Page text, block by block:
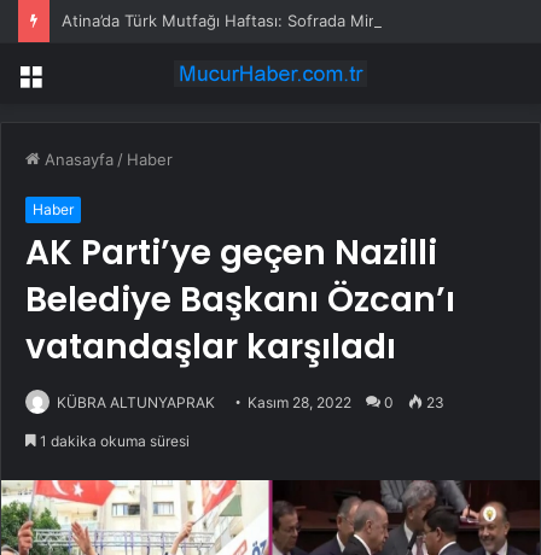
Atina’da Türk Mutfağı Haftası: Sofrada Miras
Menü
Anasayfa / Haber
Haber
AK Parti’ye geçen Nazilli
Belediye Başkanı Özcan’ı
vatandaşlar karşıladı
KÜBRA ALTUNYAPRAK Kasım 28, 2022 0 23
1 dakika okuma süresi